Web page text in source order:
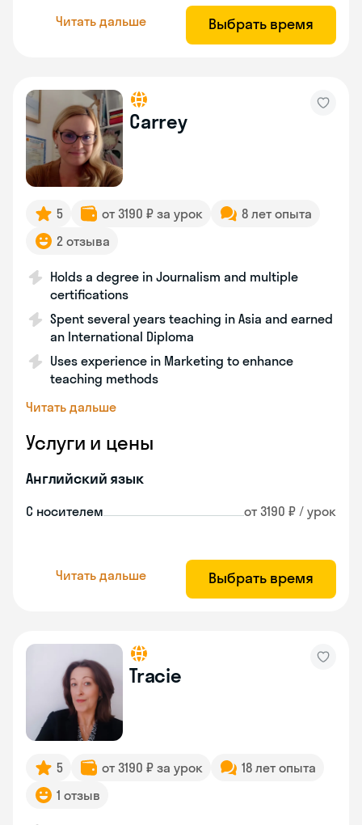
Читать дальше Выбрать время
Carrey
5 от 3190 ₽ за урок
8 лет опыта
2 отзыва
Holds a degree in Journalism and multiple
certifications
Spent several years teaching in Asia and earned
an International Diploma
Uses experience in Marketing to enhance
teaching methods
Читать дальше
Услуги и цены
Английский язык
С носителем от 3190 ₽ / урок
Читать дальше Выбрать время
Tracie
5 от 3190 ₽ за урок
18 лет опыта
1 отзыв